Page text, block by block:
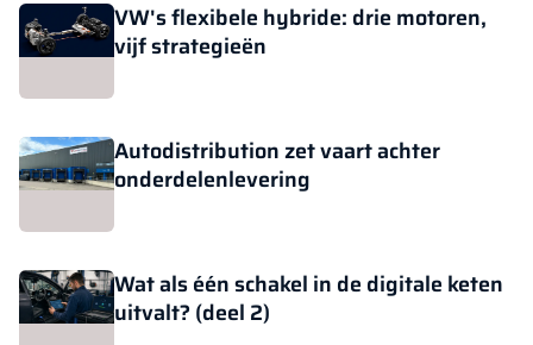
VW's flexibele hybride: drie motoren,
vijf strategieën
Autodistribution zet vaart achter
onderdelenlevering
Wat als één schakel in de digitale keten
uitvalt? (deel 2)